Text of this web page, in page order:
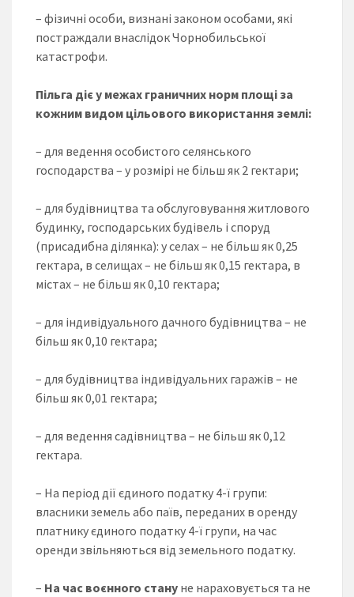
– фізичні особи, визнані законом особами, які
постраждали внаслідок Чорнобильської
катастрофи.
Пільга діє у межах граничних норм площі за
кожним видом цільового використання землі:
– для ведення особистого селянського
господарства – у розмірі не більш як 2 гектари;
– для будівництва та обслуговування житлового
будинку, господарських будівель і споруд
(присадибна ділянка): у селах – не більш як 0,25
гектара, в селищах – не більш як 0,15 гектара, в
містах – не більш як 0,10 гектара;
– для індивідуального дачного будівництва – не
більш як 0,10 гектара;
– для будівництва індивідуальних гаражів – не
більш як 0,01 гектара;
– для ведення садівництва – не більш як 0,12
гектара.
– На період дії єдиного податку 4-ї групи:
власники земель або паїв, переданих в оренду
платнику єдиного податку 4-ї групи, на час
оренди звільняються від земельного податку.
– На час воєнного стану не нараховується та не